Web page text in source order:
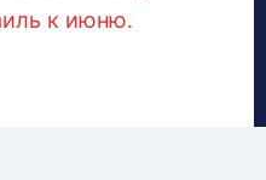
к июню.